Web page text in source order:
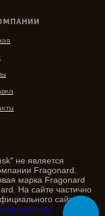
не является
Fragonard.
марка Fragonard
На сайте частично
сайта